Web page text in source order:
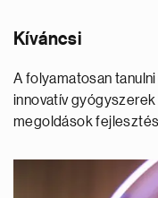
Kíváncsi
A folyamatosan
innovatív
megoldások